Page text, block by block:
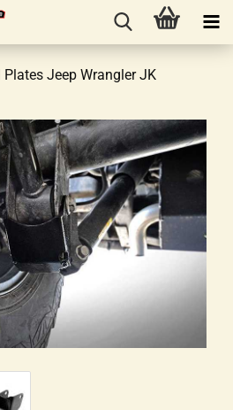
Jeep Wrangler JK